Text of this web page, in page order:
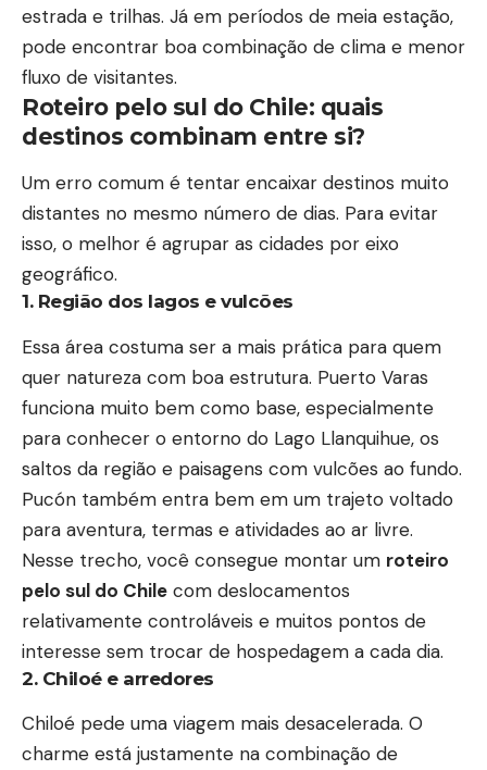
estrada e trilhas. Já em períodos de meia estação,
pode encontrar boa combinação de clima e menor
fluxo de visitantes.
Roteiro pelo sul do Chile: quais
destinos combinam entre si?
Um erro comum é tentar encaixar destinos muito
distantes no mesmo número de dias. Para evitar
isso, o melhor é agrupar as cidades por eixo
geográfico.
1. Região dos lagos e vulcões
Essa área costuma ser a mais prática para quem
quer natureza com boa estrutura. Puerto Varas
funciona muito bem como base, especialmente
para conhecer o entorno do Lago Llanquihue, os
saltos da região e paisagens com vulcões ao fundo.
Pucón também entra bem em um trajeto voltado
para aventura, termas e atividades ao ar livre.
Nesse trecho, você consegue montar um roteiro
pelo sul do Chile com deslocamentos
relativamente controláveis e muitos pontos de
interesse sem trocar de hospedagem a cada dia.
2. Chiloé e arredores
Chiloé pede uma viagem mais desacelerada. O
charme está justamente na combinação de